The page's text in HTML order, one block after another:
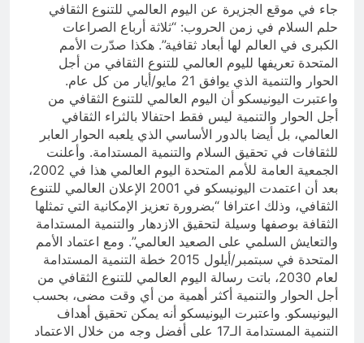
جاء في موقع الجزيرة عن اليوم العالمي للتنوع الثقافي
حلم السلام في زمن الحروب: “ثلاثة أرباع الصراعات
الكبرى في العالم لها أبعاد ثقافية”. هكذا صدّرت الأمم
المتحدة تعريفها لليوم العالمي للتنوع الثقافي من أجل
الحوار والتنمية الذي يوافق 21 مايو/أيار من كل عام.
واعتبرت اليونيسكو أن اليوم العالمي للتنوع الثقافي من
أجل الحوار والتنمية ليس فقط احتفالا بالثراء الثقافي
العالمي، بل أيضا بالدور الأساسي الذي يلعبه الحوار العابر
للثقافات في تحقيق السلام والتنمية المستدامة. وأعلنت
الجمعية العامة للأمم المتحدة اليوم العالمي هذا في 2002،
بعد أن اعتمدت اليونيسكو في 2001 الإعلان العالمي للتنوع
الثقافي، وذلك اعترافا “بضرورة تعزيز الإمكانية التي تمثلها
الثقافة بوصفها وسيلة لتحقيق الازدهار والتنمية المستدامة
والتعايش السلمي على الصعيد العالمي”. ومع اعتماد الأمم
المتحدة في سبتمبر/أيلول 2015 خطة التنمية المستدامة
لعام 2030، باتت رسالة اليوم العالمي للتنوع الثقافي من
أجل الحوار والتنمية أكثر أهمية من أي وقت مضى، بحسب
اليونيسكو. واعتبرت اليونيسكو أنه يمكن تحقيق أهداف
التنمية المستدامة الـ17 على أفضل وجه من خلال الاعتماد